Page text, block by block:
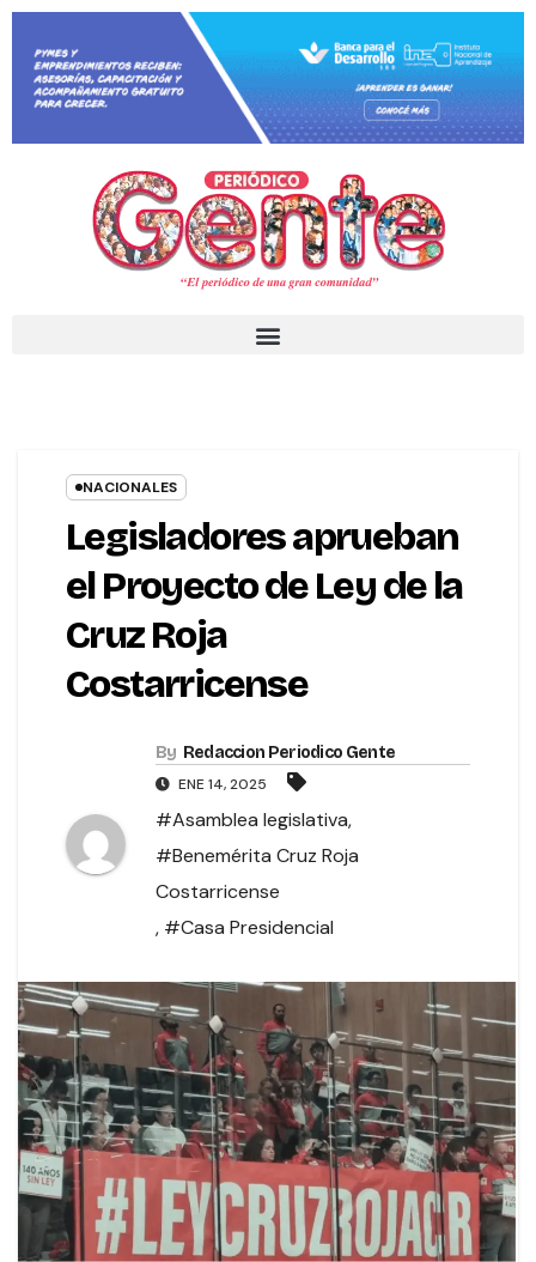
NACIONALES
Legisladores aprueban
el Proyecto de Ley de la
Cruz Roja
Costarricense
By Redaccion Periodico Gente
ENE 14, 2025
#Asamblea legislativa,
#Benemérita Cruz Roja
Costarricense
, #Casa Presidencial